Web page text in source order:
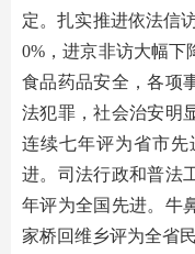
定。扎实推进依法信
0%，进京非访大幅下
食品药品安全，各项
法犯罪，社会治安明
连续七年评为省市
进。司法行政和普法
年评为全国先进。牛
家桥回维乡评为全省